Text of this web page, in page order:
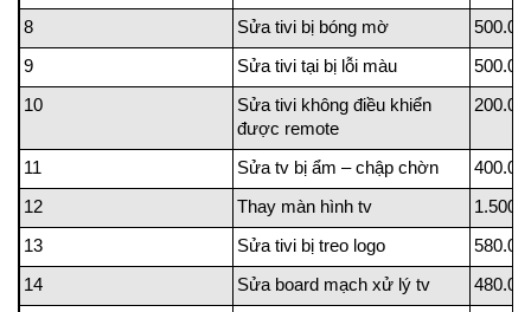
8 Sửa tivi bị bóng mờ
9 Sửa tivi tại bị lỗi màu
10
Sửa tivi không điều khiển
được remote
11 Sửa tv bị ẩm – chập chờn
12 Thay màn hình tv
13 Sửa tivi bị treo logo
14 Sửa board mạch xử lý tv